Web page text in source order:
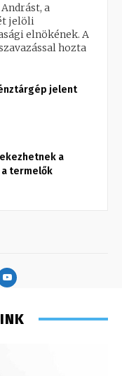
a
jelöli
elnökének. A
hozta
jelent
a
termelők